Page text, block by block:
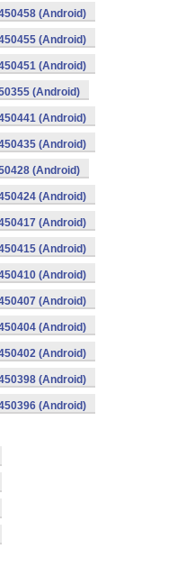
(Android)
(Android)
(Android)
(Android)
(Android)
(Android)
(Android)
(Android)
(Android)
(Android)
(Android)
(Android)
(Android)
(Android)
(Android)
(Android)